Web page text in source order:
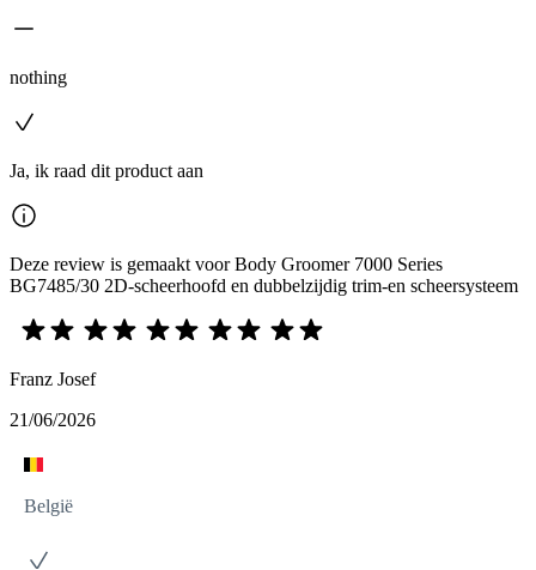
nothing
Ja, ik raad dit product aan
Deze review is gemaakt voor Body Groomer 7000 Series
BG7485/30 2D-scheerhoofd en dubbelzijdig trim-en scheersysteem
Franz Josef
21/06/2026
België